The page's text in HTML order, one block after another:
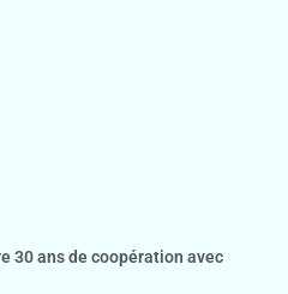
30 ans de coopération avec